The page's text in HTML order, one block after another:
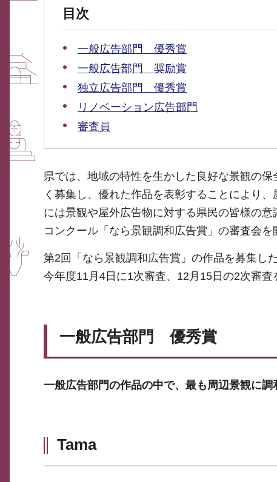
目次
一般広告部門 優秀賞
一般広告部門 奨励賞
独立広告部門 優秀賞
リノベーション広告部門
審査員
県では、地域の特性を生かした良好な景観の
く募集し、優れた作品を表彰することにより
には景観や屋外広告物に対する県民の皆様の
コンクール「なら景観調和広告賞」の審査会を
第2回「なら景観調和広告賞」の作品を募集し
今年度11月4日に1次審査、12月15日の2次審
一般広告部門 優秀賞
一般広告部門の作品の中で、最も周辺景観に
Tama